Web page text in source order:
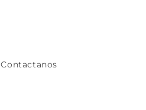
Contactanos